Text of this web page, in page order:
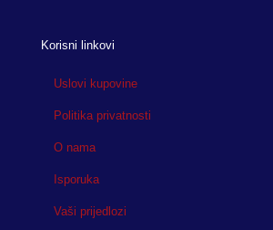
Korisni linkovi
Uslovi kupovine
Politika privatnosti
O nama
Isporuka
Vaši prijedlozi